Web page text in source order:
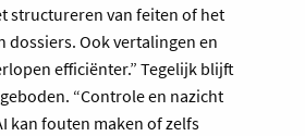
structureren van feiten of het
dossiers. Ook vertalingen en
efficiënter.” Tegelijk blijft
“Controle en nazicht
kan fouten maken of zelfs